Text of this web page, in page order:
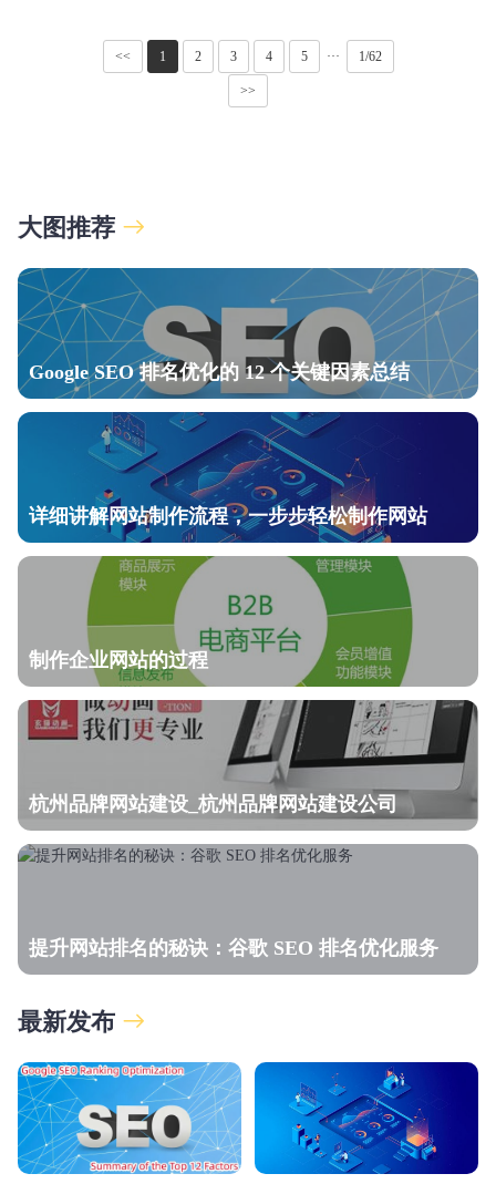
<< 1 2 3 4 5 ··· 1/62
>>
大图推荐
Google SEO 排名优化的 12 个关键因素总结
详细讲解网站制作流程，一步步轻松制作网站
制作企业网站的过程
杭州品牌网站建设_杭州品牌网站建设公司
提升网站排名的秘诀：谷歌 SEO 排名优化服务
最新发布